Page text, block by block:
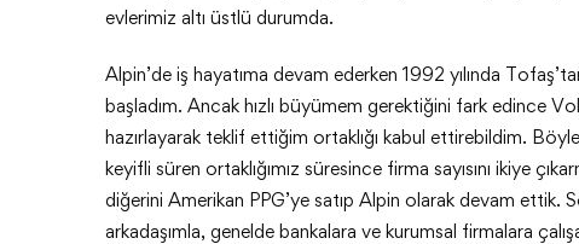
evlerimiz altı üstlü durumda.
Alpin’de iş hayatıma devam ederken 1992 yılında
başladım. Ancak hızlı büyümem gerektiğini fark edince
hazırlayarak teklif ettiğim ortaklığı kabul ettirebildim.
keyifli süren ortaklığımız süresince firma sayısını ikiye
diğerini Amerikan PPG’ye satıp Alpin olarak devam ettik.
arkadaşımla, genelde bankalara ve kurumsal firmalara